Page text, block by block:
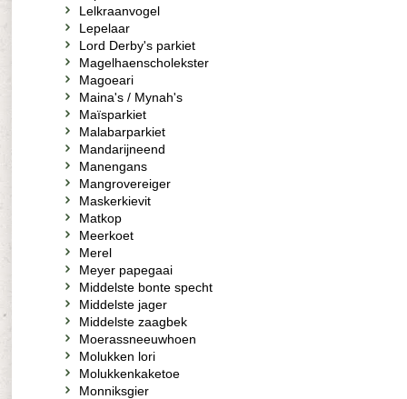
Lelkraanvogel
Lepelaar
Lord Derby's parkiet
Magelhaenscholekster
Magoeari
Maina's / Mynah's
Maïsparkiet
Malabarparkiet
Mandarijneend
Manengans
Mangrovereiger
Maskerkievit
Matkop
Meerkoet
Merel
Meyer papegaai
Middelste bonte specht
Middelste jager
Middelste zaagbek
Moerassneeuwhoen
Molukken lori
Molukkenkaketoe
Monniksgier